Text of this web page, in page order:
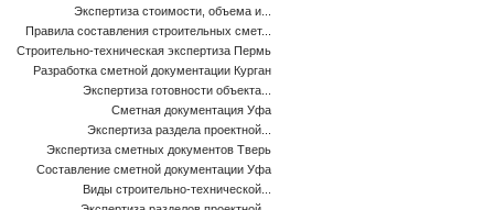
Экспертиза стоимости, объема и...
Правила составления строительных смет...
Строительно-техническая экспертиза Пермь
Разработка сметной документации Курган
Экспертиза готовности объекта...
Сметная документация Уфа
Экспертиза раздела проектной...
Экспертиза сметных документов Тверь
Составление сметной документации Уфа
Виды строительно-технической...